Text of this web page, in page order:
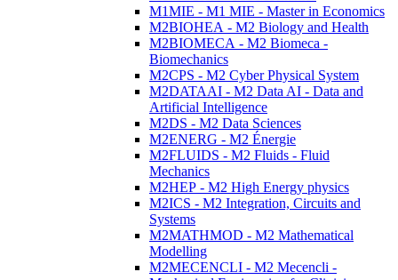
M1MIE - M1 MIE - Master in Economics
M2BIOHEA - M2 Biology and Health
M2BIOMECA - M2 Biomeca -
Biomechanics
M2CPS - M2 Cyber Physical System
M2DATAAI - M2 Data AI - Data and
Artificial Intelligence
M2DS - M2 Data Sciences
M2ENERG - M2 Énergie
M2FLUIDS - M2 Fluids - Fluid
Mechanics
M2HEP - M2 High Energy physics
M2ICS - M2 Integration, Circuits and
Systems
M2MATHMOD - M2 Mathematical
Modelling
M2MECENCLI - M2 Mecencli -